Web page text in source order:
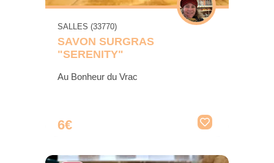
SALLES (33770)
SAVON SURGRAS
"SERENITY"
Au Bonheur du Vrac
6€